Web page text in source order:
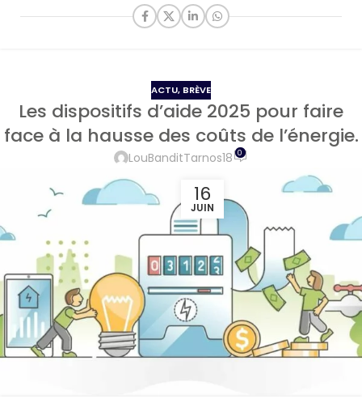
ACTU, BRÈVE
Les dispositifs d’aide 2025 pour faire
face à la hausse des coûts de l’énergie.
LouBanditTarnos18 0
16
JUIN